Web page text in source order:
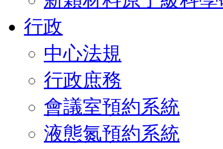
行政
中心法規
行政庶務
會議室預約系統
液態氮預約系統